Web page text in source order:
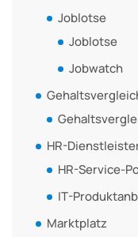
Joblotse
Joblotse
Jobwatch
HR-
HR-Service-
IT-
Marktplatz